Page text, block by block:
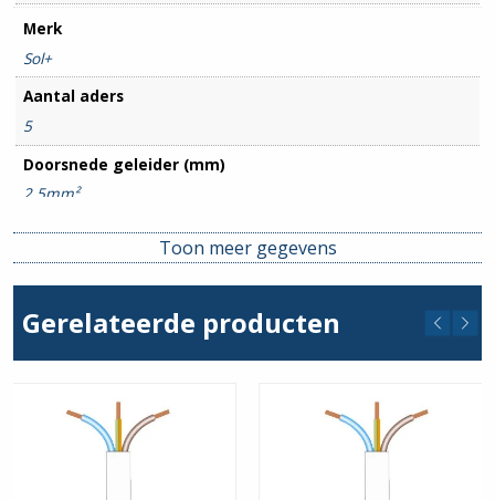
Merk
Sol+
Aantal aders
5
Doorsnede geleider (mm)
2.5mm²
Serie
VMvL
Zwart
Lengte snoer
Toon meer gegevens
Gerelateerde producten